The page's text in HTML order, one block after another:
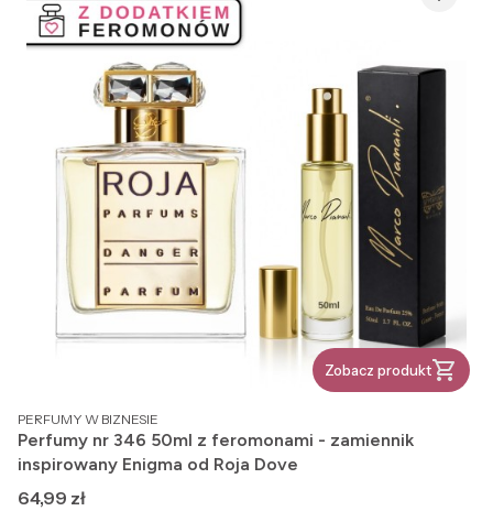
Zobacz produkt
PRODUCENT
PERFUMY W BIZNESIE
Perfumy nr 346 50ml z feromonami - zamiennik
inspirowany Enigma od Roja Dove
Cena
64,99 zł